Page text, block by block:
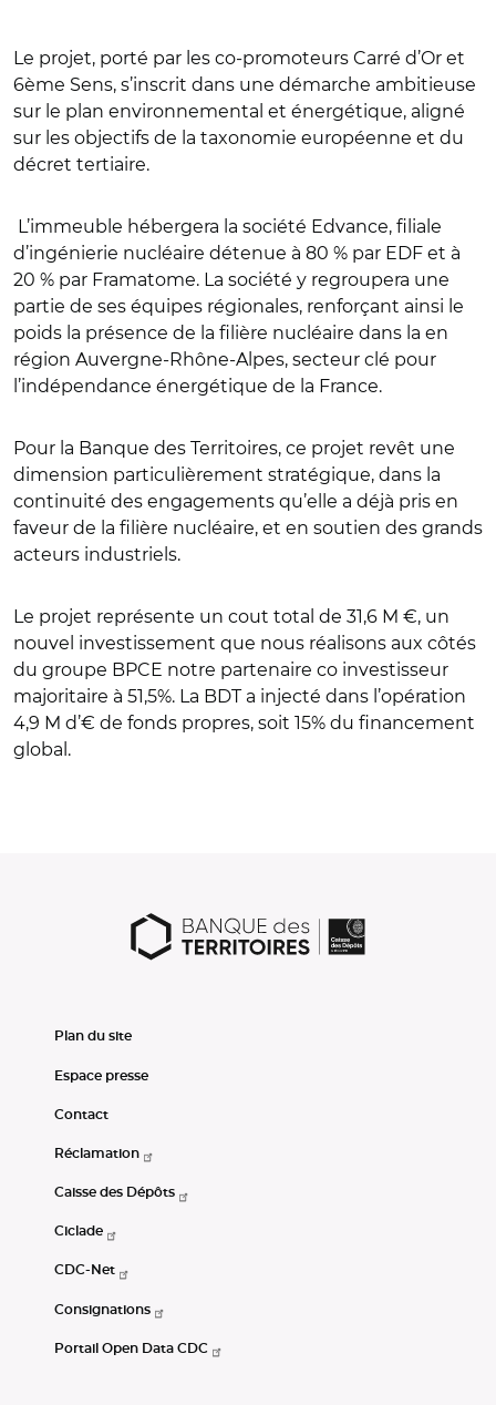
Le projet, porté par les co-promoteurs Carré d’Or et
6ème Sens, s’inscrit dans une démarche ambitieuse
sur le plan environnemental et énergétique, aligné
sur les objectifs de la taxonomie européenne et du
décret tertiaire.
L’immeuble hébergera la société Edvance, filiale
d’ingénierie nucléaire détenue à 80 % par EDF et à
20 % par Framatome. La société y regroupera une
partie de ses équipes régionales, renforçant ainsi le
poids la présence de la filière nucléaire dans la en
région Auvergne-Rhône-Alpes, secteur clé pour
l’indépendance énergétique de la France.
Pour la Banque des Territoires, ce projet revêt une
dimension particulièrement stratégique, dans la
continuité des engagements qu’elle a déjà pris en
faveur de la filière nucléaire, et en soutien des grands
acteurs industriels.
Le projet représente un cout total de 31,6 M €, un
nouvel investissement que nous réalisons aux côtés
du groupe BPCE notre partenaire co investisseur
majoritaire à 51,5%. La BDT a injecté dans l’opération
4,9 M d’€ de fonds propres, soit 15% du financement
global.
Plan du site
Espace presse
Contact
Réclamation
Caisse des Dépôts
Ciclade
CDC-Net
Consignations
Portail Open Data CDC